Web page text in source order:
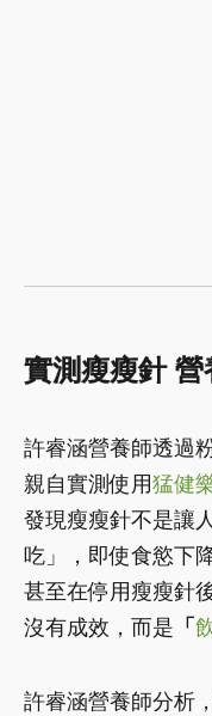
實測瘦瘦針
許睿涵營養師透過
親自實測使用猛健
發現瘦瘦針不是讓
吃」，即使食慾下
甚至在停用瘦瘦針
沒有成效，而是 「
許睿涵營養師分析